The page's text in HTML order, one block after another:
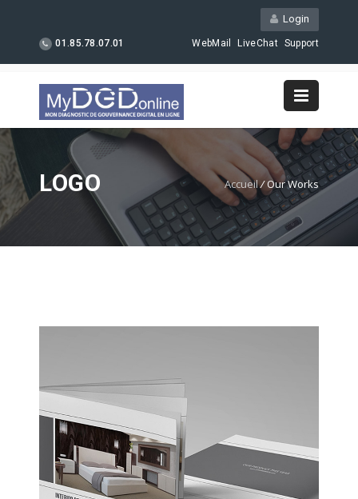
Login
01.85.78.07.01 WebMail LiveChat Support
LOGO Accueil/Our Works